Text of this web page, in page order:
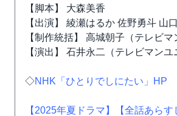
【脚本】 大森美香
【出演】 綾瀬はるか 佐野勇斗 山
【制作統括】 高城朝子（テレビ
【演出】 石井永二（テレビマン
◇NHK「ひとりでしにたい」HP
【2025年夏ドラマ】 【全話あらす